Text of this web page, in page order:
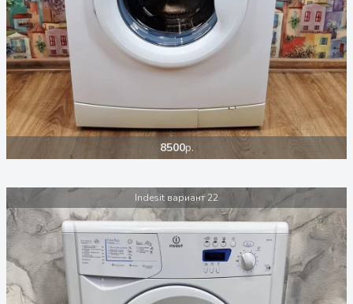
8500р.
Indesit вариант 22